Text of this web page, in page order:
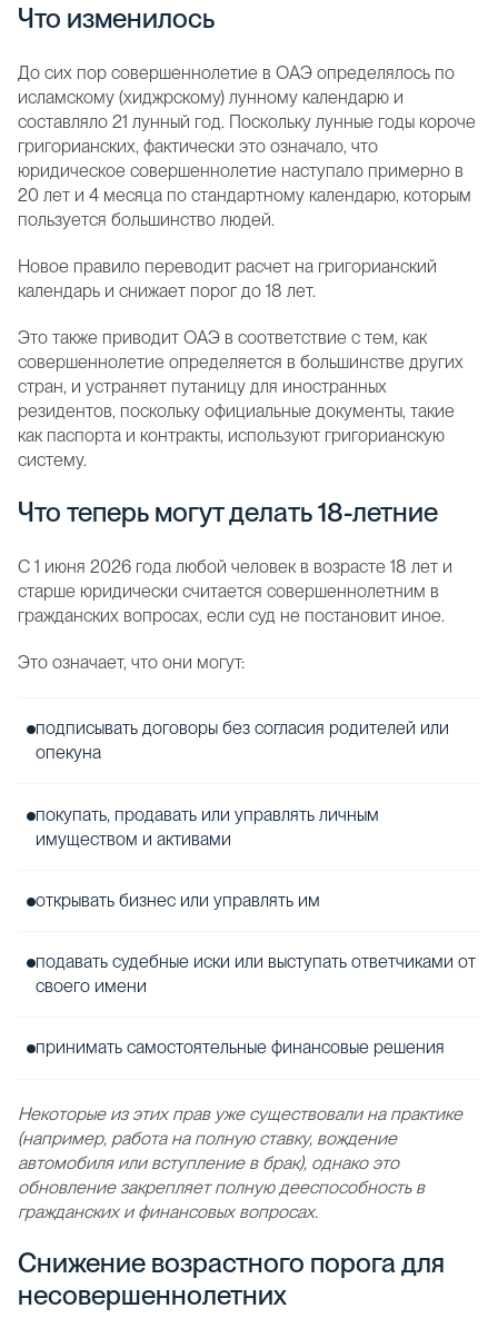
Что изменилось
До сих пор совершеннолетие в ОАЭ определялось по
исламскому (хиджрскому) лунному календарю и
составляло 21 лунный год. Поскольку лунные годы короче
григорианских, фактически это означало, что
юридическое совершеннолетие наступало примерно в
20 лет и 4 месяца по стандартному календарю, которым
пользуется большинство людей.
Новое правило переводит расчет на григорианский
календарь и снижает порог до 18 лет.
Это также приводит ОАЭ в соответствие с тем, как
совершеннолетие определяется в большинстве других
стран, и устраняет путаницу для иностранных
резидентов, поскольку официальные документы, такие
как паспорта и контракты, используют григорианскую
систему.
Что теперь могут делать 18-летние
С 1 июня 2026 года любой человек в возрасте 18 лет и
старше юридически считается совершеннолетним в
гражданских вопросах, если суд не постановит иное.
Это означает, что они могут:
подписывать договоры без согласия родителей или
опекуна
покупать, продавать или управлять личным
имуществом и активами
открывать бизнес или управлять им
подавать судебные иски или выступать ответчиками от
своего имени
принимать самостоятельные финансовые решения
Некоторые из этих прав уже существовали на практике
(например, работа на полную ставку, вождение
автомобиля или вступление в брак), однако это
обновление закрепляет полную дееспособность в
гражданских и финансовых вопросах.
Снижение возрастного порога для
несовершеннолетних